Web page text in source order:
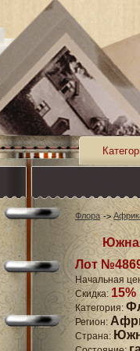
Флора
Лот
Начальная
Скидка: 15%
Категория:
Регион:
Страна: